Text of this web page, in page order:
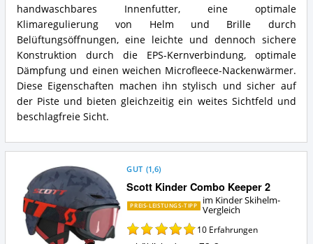
Visor
HM
Zusammenfassung:
Was
bietet
dieser
Kinder
Skihelm?
handwaschbares Innenfutter, eine optimale
Klimaregulierung von Helm und Brille durch
Belüftungsöffnungen, eine leichte und dennoch sichere
Konstruktion durch die EPS-Kernverbindung, optimale
Dämpfung und einen weichen Microfleece-Nackenwärmer.
Diese Eigenschaften machen ihn stylisch und sicher auf
der Piste und bieten gleichzeitig ein weites Sichtfeld und
beschlagfreie Sicht.
spricht
für
diesen
Kinder
Skihelm?
Scott Kinder Combo Keeper 2
GUT (1,6)
PREIS-LEISTUNGS-TIPP
im Kinder Skihelm-
Vergleich
10 Erfahrungen